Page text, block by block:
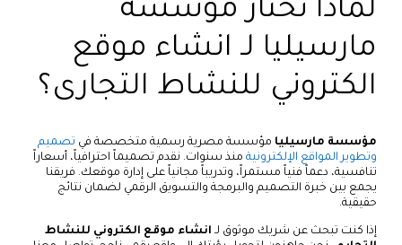
لماذا تختار مؤسسة
مارسيليا لـ انشاء موقع
الكتروني للنشاط التجارى؟
مؤسسة مارسيليا مؤسسة مصرية رسمية متخصصة في تصميم
وتطوير المواقع الإلكترونية منذ سنوات. نقدم تصميماً احترافياً، أسعاراً
تنافسية، دعماً فنياً مستمراً، وتدريباً مجانياً على إدارة موقعك. فريقنا
يجمع بين خبرة التصميم والبرمجة والتسويق الرقمي لضمان نتائج
حقيقية.
إذا كنت تبحث عن شريك موثوق لـ انشاء موقع الكتروني للنشاط